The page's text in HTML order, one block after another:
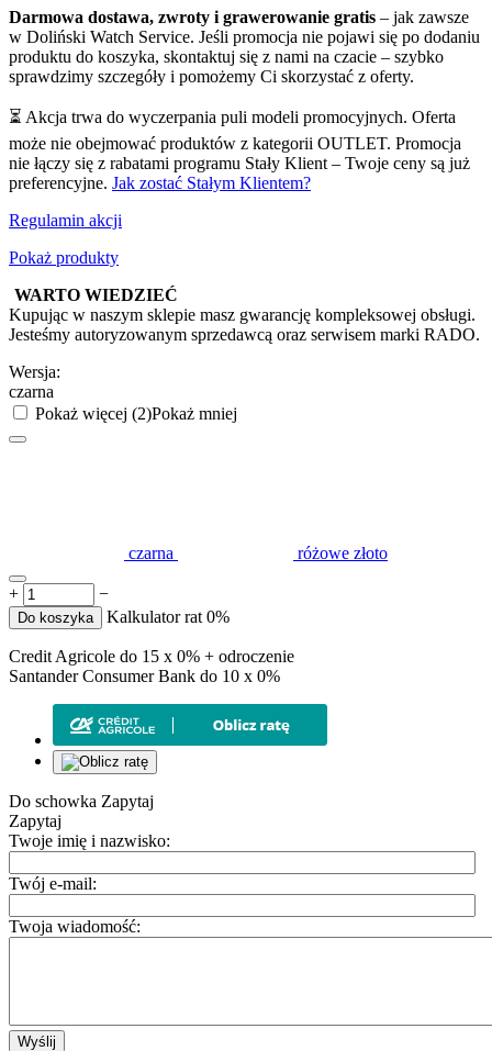
Darmowa dostawa, zwroty i grawerowanie gratis – jak zawsze
w Doliński Watch Service. Jeśli promocja nie pojawi się po dodaniu
produktu do koszyka, skontaktuj się z nami na czacie – szybko
sprawdzimy szczegóły i pomożemy Ci skorzystać z oferty.
⏳ Akcja trwa do wyczerpania puli modeli promocyjnych. Oferta
może nie obejmować produktów z kategorii OUTLET. Promocja
nie łączy się z rabatami programu Stały Klient – Twoje ceny są już
preferencyjne. Jak zostać Stałym Klientem?
Regulamin akcji
Pokaż produkty
WARTO WIEDZIEĆ
Kupując w naszym sklepie masz gwarancję kompleksowej obsługi.
Jesteśmy autoryzowanym sprzedawcą oraz serwisem marki RADO.
Wersja:
czarna
Pokaż więcej (2)Pokaż mniej
czarna różowe złoto
+ −
Do koszyka Kalkulator rat 0%
Credit Agricole do 15 x 0% + odroczenie
Santander Consumer Bank do 10 x 0%
Do schowka Zapytaj
Zapytaj
Twoje imię i nazwisko:
Twój e-mail:
Twoja wiadomość:
Wyślij